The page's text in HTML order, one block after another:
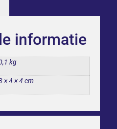
informatie
kg
× 4 × 4 cm